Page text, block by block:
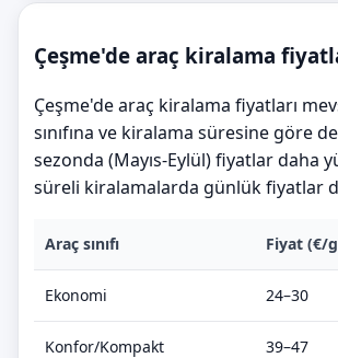
Çeşme'de araç kiralama
Çeşme'de araç kiralama fiyatları
sınıfına ve kiralama süresine göre
sezonda (Mayıs-Eylül) fiyatlar daha
süreli kiralamalarda günlük fiyatlar
Araç sınıfı Fiyat (€/
Ekonomi 24–30
Konfor/Kompakt 39–47